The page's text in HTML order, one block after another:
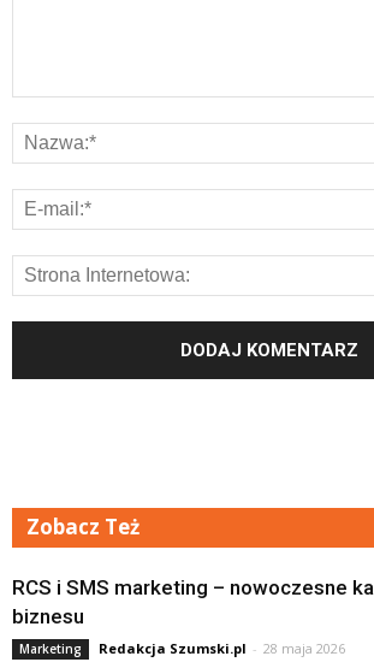
Zobacz Też
RCS i SMS marketing – nowoczesne
biznesu
Marketing Redakcja Szumski.pl - 28 maja 2026